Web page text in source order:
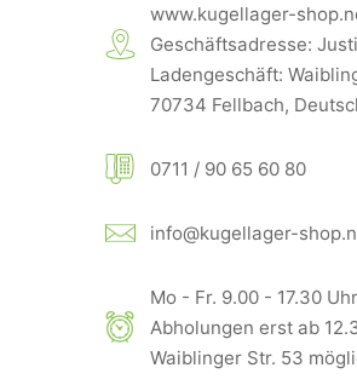
www.kugellager-
Geschäftsadresse:
Ladengeschäft:
70734 Fellbach,
0711 / 90 65 60 80
info@kugellager-
Mo - Fr. 9.00 - 17.30
Abholungen erst ab
Waiblinger Str. 53